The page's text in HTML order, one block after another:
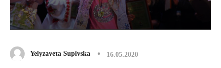
Yelyzaveta Supivska 16.05.2020